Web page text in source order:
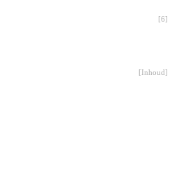
[6]
[ Inhoud]